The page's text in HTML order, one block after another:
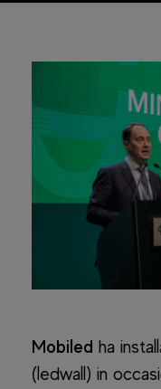
Mobiled ha
(ledwall) in